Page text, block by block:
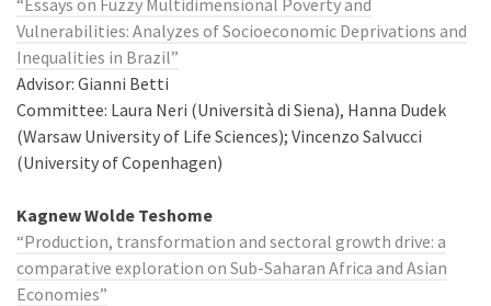
“Essays on Fuzzy Multidimensional Poverty and
Vulnerabilities: Analyzes of Socioeconomic Deprivations and
Inequalities in Brazil”
Advisor: Gianni Betti
Committee: Laura Neri (Università di Siena), Hanna Dudek
(Warsaw University of Life Sciences); Vincenzo Salvucci
(University of Copenhagen)
Kagnew Wolde Teshome
“Production, transformation and sectoral growth drive: a
comparative exploration on Sub-Saharan Africa and Asian
Economies”